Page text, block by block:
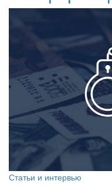
Статьи и интервью